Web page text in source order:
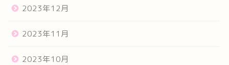
2023年12月
2023年11月
2023年10月